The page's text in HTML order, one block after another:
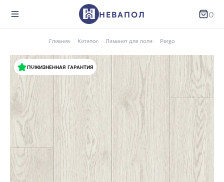
НЕВАПОЛ 0
Главная Каталог Ламинат для пола Pergo
ПОЖИЗНЕННАЯ ГАРАНТИЯ